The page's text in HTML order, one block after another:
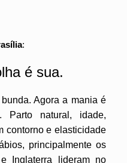
:
é sua.
Agora a mania é
natural, idade,
contorno e elasticidade
principalmente os
Inglaterra lideram no